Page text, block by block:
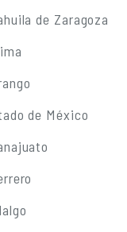
de Zaragoza
de México